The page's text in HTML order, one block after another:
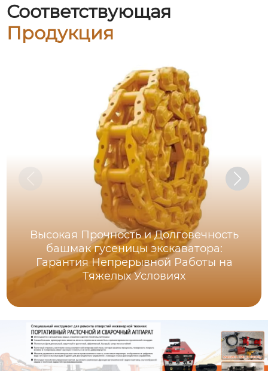
Соответствующая
Продукция
Высокая Прочность и Долговечность
башмак гусеницы экскаватора:
Гарантия Непрерывной Работы на
Тяжелых Условиях